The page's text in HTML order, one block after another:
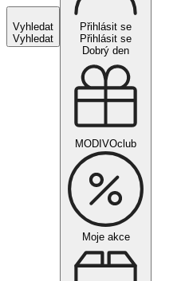
Vyhledat
Vyhledat
Přihlásit se
Přihlásit se
Dobrý den
MODIVOclub
Moje akce